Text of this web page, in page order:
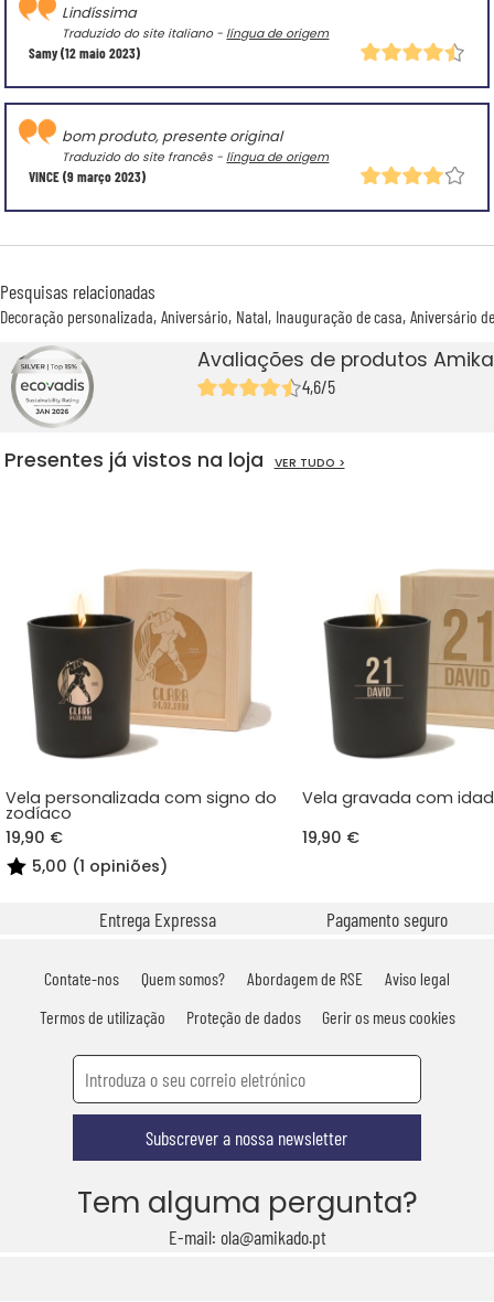
Samy(12 maio 2023)
Lindíssima
Traduzido do site italiano - língua de origem
VINCE(9 março 2023)
bom produto, presente original
Traduzido do site francês - língua de origem
Pesquisas relacionadas
Decoração personalizada Aniversário Natal Inauguração de casa Aniversário
Avaliações de produtos
4,6/5
Presentes já vistos na loja VER TUDO >
Vela personalizada com signo do
zodíaco
19,90 €
5,00 (1 opiniões)
Vela gravada com
19,90 €
Entrega Expressa Pagamento seguro
Contate-nos Quem somos? Abordagem de RSE
Aviso legal
Termos de utilização
Proteção de dados Gerir os meus cookies
Subscrever a nossa newsletter
Tem alguma pergunta?
E-mail: ola@amikado.pt